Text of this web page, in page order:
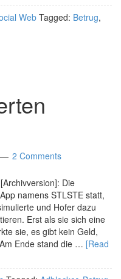
WebTagged: Betrug,
2 Comments
Die
namens STLSTE statt,
und Hofer dazu
Erst als sie sich eine
sie, es gibt kein Geld,
Ende stand die … [Read